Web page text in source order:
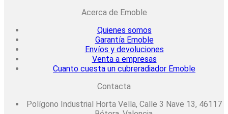
Acerca de Emoble
Quienes somos
Garantía Emoble
Envíos y devoluciones
Venta a empresas
Cuanto cuesta un cubreradiador Emoble
Contacta
Polígono Industrial Horta Vella, Calle 3 Nave 13, 46117